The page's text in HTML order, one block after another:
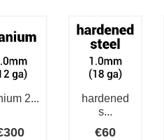
2...
300
hardened
s...
€60